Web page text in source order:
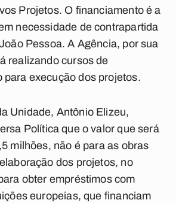
Projetos. O financiamento é a
necessidade de contrapartida
Pessoa. A Agência, por sua
realizando cursos de
para execução dos projetos.
Unidade, Antônio Elizeu,
Políticaque o valor que será
milhões, não é para as obras
dos projetos, no
obter empréstimos com
europeias, que financiam